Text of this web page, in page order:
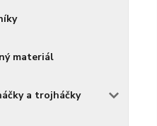
materiál
a trojháčky